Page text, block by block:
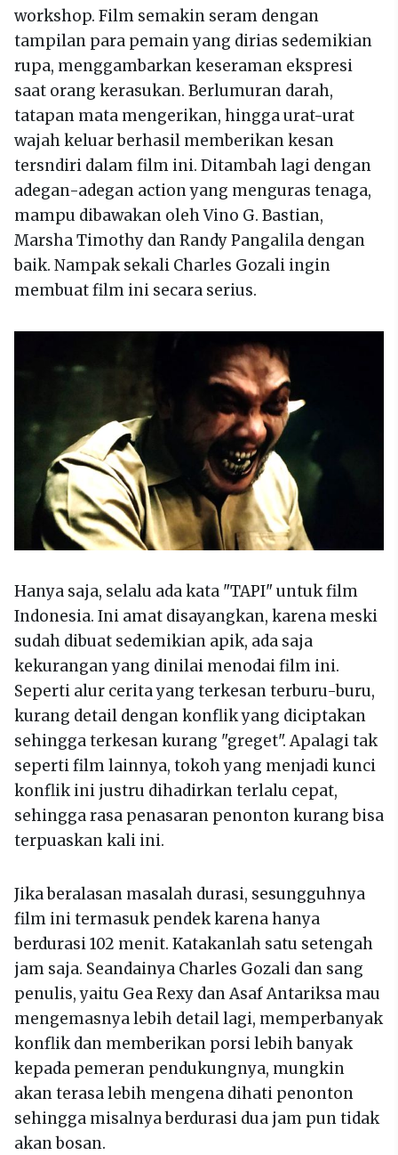
workshop. Film semakin seram dengan
tampilan para pemain yang dirias sedemikian
rupa, menggambarkan keseraman ekspresi
saat orang kerasukan. Berlumuran darah,
tatapan mata mengerikan, hingga urat-urat
wajah keluar berhasil memberikan kesan
tersndiri dalam film ini. Ditambah lagi dengan
adegan-adegan action yang menguras tenaga,
mampu dibawakan oleh Vino G. Bastian,
Marsha Timothy dan Randy Pangalila dengan
baik. Nampak sekali Charles Gozali ingin
membuat film ini secara serius.
Hanya saja, selalu ada kata "TAPI" untuk film
Indonesia. Ini amat disayangkan, karena meski
sudah dibuat sedemikian apik, ada saja
kekurangan yang dinilai menodai film ini.
Seperti alur cerita yang terkesan terburu-buru,
kurang detail dengan konflik yang diciptakan
sehingga terkesan kurang "greget". Apalagi tak
seperti film lainnya, tokoh yang menjadi kunci
konflik ini justru dihadirkan terlalu cepat,
sehingga rasa penasaran penonton kurang bisa
terpuaskan kali ini.
Jika beralasan masalah durasi, sesungguhnya
film ini termasuk pendek karena hanya
berdurasi 102 menit. Katakanlah satu setengah
jam saja. Seandainya Charles Gozali dan sang
penulis, yaitu Gea Rexy dan Asaf Antariksa mau
mengemasnya lebih detail lagi, memperbanyak
konflik dan memberikan porsi lebih banyak
kepada pemeran pendukungnya, mungkin
akan terasa lebih mengena dihati penonton
sehingga misalnya berdurasi dua jam pun tidak
akan bosan.